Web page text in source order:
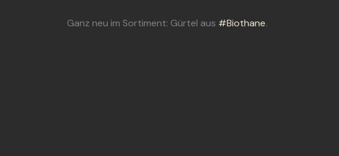
Ganz neu im Sortiment: Gürtel aus #Biothane.